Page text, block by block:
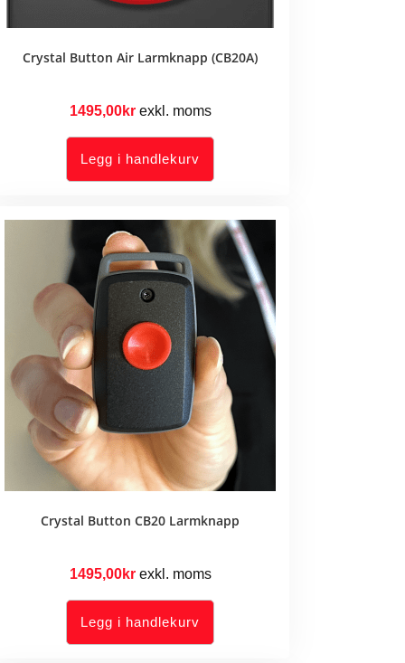
Crystal Button Air Larmknapp (CB20A)
1495,00kr exkl. moms
Legg i handlekurv
Crystal Button CB20 Larmknapp
1495,00kr exkl. moms
Legg i handlekurv